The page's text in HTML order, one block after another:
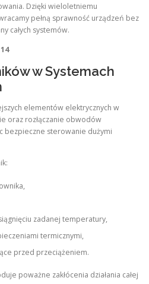
Dzięki wieloletniemu
pełną sprawność urządzeń bez
całych systemów.
w Systemach
elementów elektrycznych w
oraz rozłączanie obwodów
bezpieczne sterowanie dużymi
zadanej temperatury,
termicznymi,
przed przeciążeniem.
poważne zakłócenia działania całej